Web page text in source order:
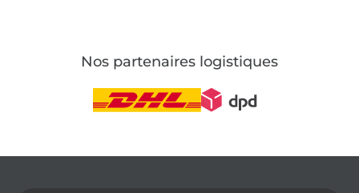
Nos partenaires logistiques